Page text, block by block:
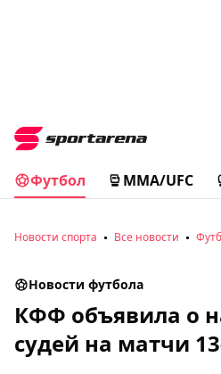
Футбол MMA/UFC
Новости спорта Все новости
Новости футбола
КФФ объявила о
судей на матчи